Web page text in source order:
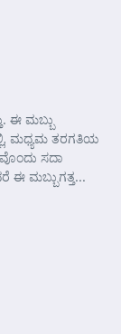
ಈ ಮಬ್ಬು
ಮಧ್ಯಮ ತರಗತಿಯ
ಸದಾ
ಈ ಮಬ್ಬುಗತ್ತ...